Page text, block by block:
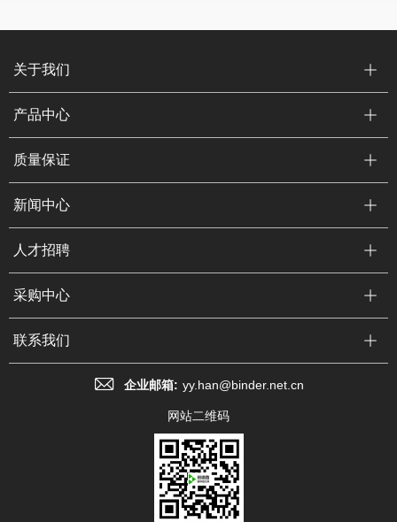
关于我们
产品中心
质量保证
新闻中心
人才招聘
采购中心
联系我们
企业邮箱: yy.han@binder.net.cn
网站二维码